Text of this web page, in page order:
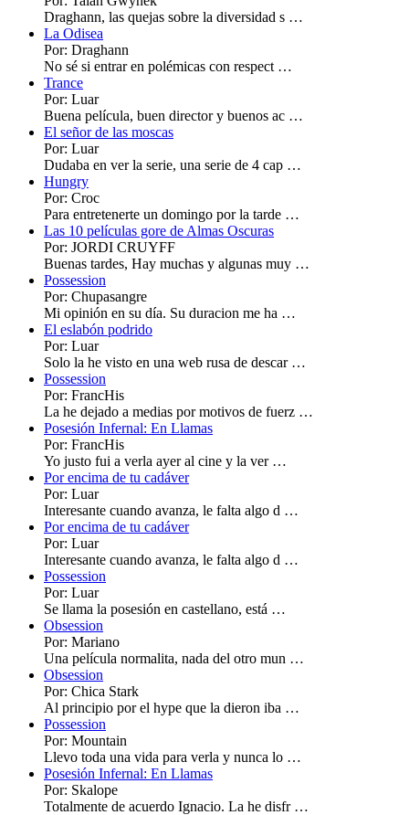
Draghann, las quejas sobre la diversidad s …
La Odisea
Por: Draghann
No sé si entrar en polémicas con respect …
Trance
Por: Luar
Buena película, buen director y buenos ac …
El señor de las moscas
Por: Luar
Dudaba en ver la serie, una serie de 4 cap …
Hungry
Por: Croc
Para entretenerte un domingo por la tarde …
Las 10 películas gore de Almas Oscuras
Por: JORDI CRUYFF
Buenas tardes, Hay muchas y algunas muy …
Possession
Por: Chupasangre
Mi opinión en su día. Su duracion me ha …
El eslabón podrido
Por: Luar
Solo la he visto en una web rusa de descar …
Possession
Por: FrancHis
La he dejado a medias por motivos de fuerz …
Posesión Infernal: En Llamas
Por: FrancHis
Yo justo fui a verla ayer al cine y la ver …
Por encima de tu cadáver
Por: Luar
Interesante cuando avanza, le falta algo d …
Por encima de tu cadáver
Por: Luar
Interesante cuando avanza, le falta algo d …
Possession
Por: Luar
Se llama la posesión en castellano, está …
Obsession
Por: Mariano
Una película normalita, nada del otro mun …
Obsession
Por: Chica Stark
Al principio por el hype que la dieron iba …
Possession
Por: Mountain
Llevo toda una vida para verla y nunca lo …
Posesión Infernal: En Llamas
Por: Skalope
Totalmente de acuerdo Ignacio. La he disfr …